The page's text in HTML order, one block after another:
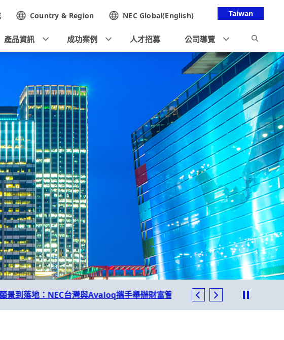
Taiwan
Country & Region NEC Global(English)
產品資訊 成功案例 人才招募 公司導覽
2025年10月22日